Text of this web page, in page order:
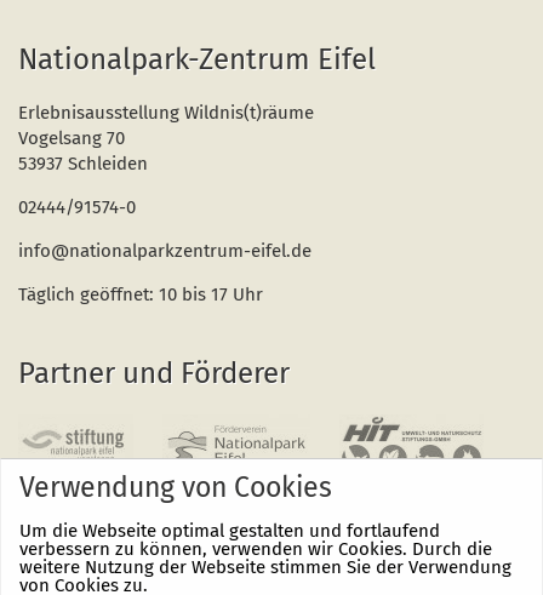
Nationalpark-Zentrum Eifel
Erlebnisausstellung Wildnis(t)räume
Vogelsang 70
53937 Schleiden
02444/91574-0
info@nationalparkzentrum-eifel.de
Täglich geöffnet: 10 bis 17 Uhr
Partner und Förderer
Verwendung von Cookies
Um die Webseite optimal gestalten und fortlaufend
verbessern zu können, verwenden wir Cookies. Durch die
weitere Nutzung der Webseite stimmen Sie der Verwendung
von Cookies zu.